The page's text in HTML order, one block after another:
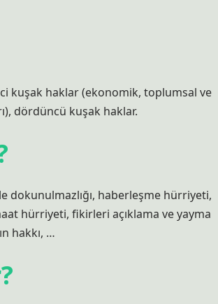
kuşak haklar (ekonomik, toplumsal ve
dördüncü kuşak haklar.
dokunulmazlığı, haberleşme hürriyeti,
hürriyeti, fikirleri açıklama ve yayma
hakkı, …